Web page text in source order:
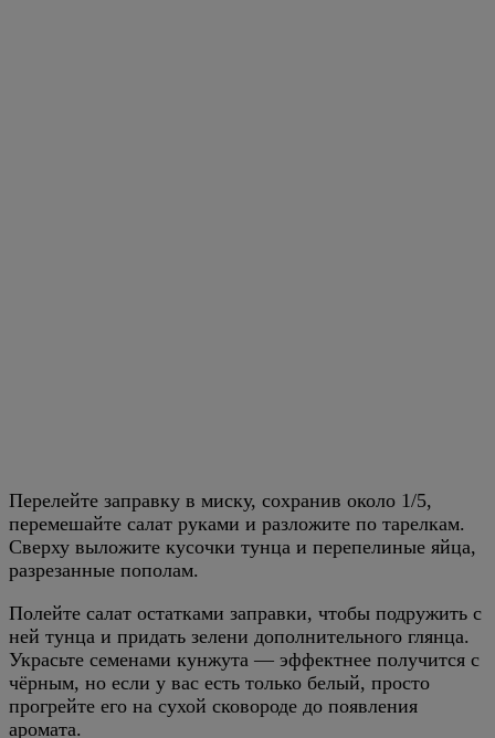
Перелейте заправку в миску, сохранив около 1/5,
перемешайте салат руками и разложите по тарелкам.
Сверху выложите кусочки тунца и перепелиные яйца,
разрезанные пополам.
Полейте салат остатками заправки, чтобы подружить с
ней тунца и придать зелени дополнительного глянца.
Украсьте семенами кунжута — эффектнее получится с
чёрным, но если у вас есть только белый, просто
прогрейте его на сухой сковороде до появления
аромата.